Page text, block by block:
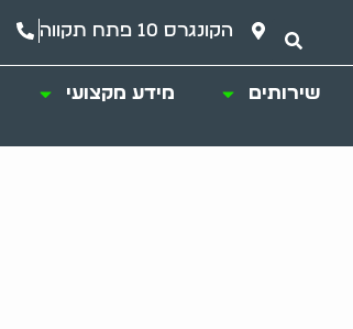
הקונגרס 10 פתח תקווה
שירותים מידע מקצועי